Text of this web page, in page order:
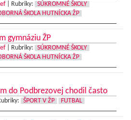
| Rubriky:
SÚKROMNÉ ŠKOLY
ŠKOLA HUTNÍCKA ŽP
gymnáziu ŽP
| Rubriky:
SÚKROMNÉ ŠKOLY
ŠKOLA HUTNÍCKA ŽP
do Podbrezovej chodil často
ŠPORT V ŽP FUTBAL